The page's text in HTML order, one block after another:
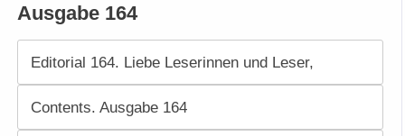
Ausgabe 164
Editorial 164. Liebe Leserinnen und Leser,
Contents. Ausgabe 164